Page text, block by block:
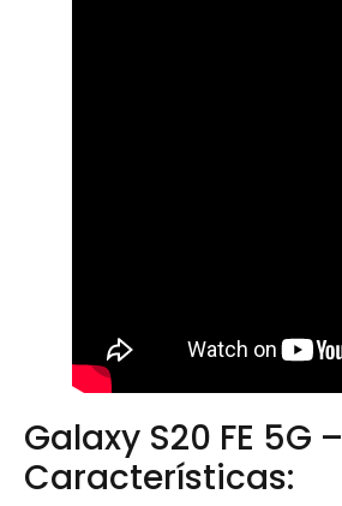
Galaxy S20 FE 5G –
Características: